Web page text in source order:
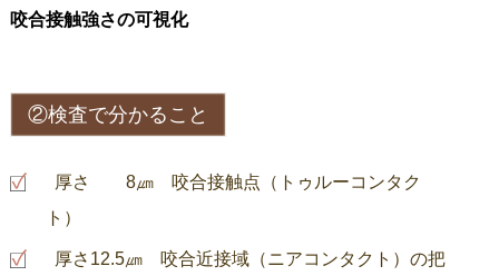
咬合接触強さの可視化
②検査で分かること
厚さ 8㎛ 咬合接触点（トゥルーコンタク
ト）
厚さ12.5㎛ 咬合近接域（ニアコンタクト）の把